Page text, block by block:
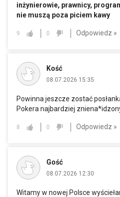
inżynierowie, prawnicy,
nie muszą poza piciem kawy
9 0 Odpowiedz »
Kość
08.07.2026 15:35
Powinna jeszcze zostać
Pokera najbardziej
8 0 Odpowiedz »
Gość
08.07.2026 12:30
Witamy w nowej Polsce